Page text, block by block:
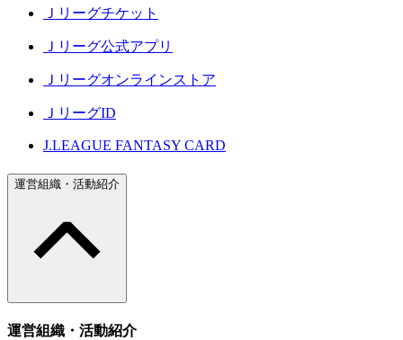
Ｊリーグチケット
Ｊリーグ公式アプリ
Ｊリーグオンラインストア
ＪリーグID
J.LEAGUE FANTASY CARD
運営組織・活動紹介
運営組織・活動紹介